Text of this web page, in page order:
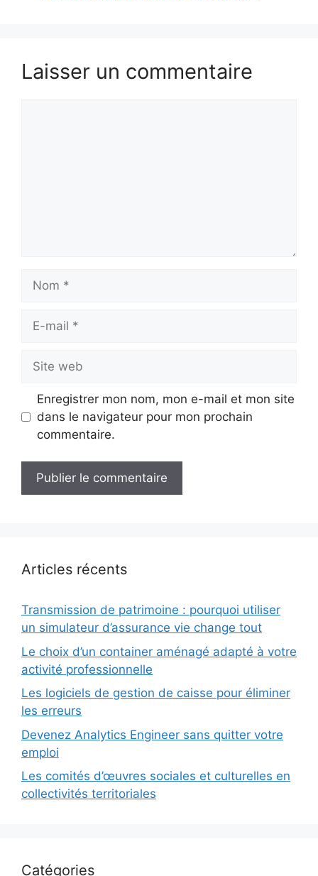
Laisser un commentaire
mail
web
Enregistrer mon nom, mon e-mail et mon site
dans le navigateur pour mon prochain
commentaire.
Articles récents
Transmission de patrimoine : pourquoi utiliser
un simulateur d’assurance vie change tout
Le choix d’un container aménagé adapté à votre
activité professionnelle
Les logiciels de gestion de caisse pour éliminer
les erreurs
Devenez Analytics Engineer sans quitter votre
emploi
Les comités d’œuvres sociales et culturelles en
collectivités territoriales
Catégories